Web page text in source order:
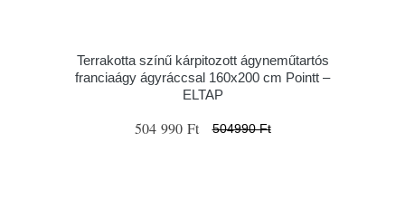
Terrakotta színű kárpitozott ágyneműtartós
franciaágy ágyráccsal 160x200 cm Pointt –
ELTAP
504 990 Ft 504990 Ft